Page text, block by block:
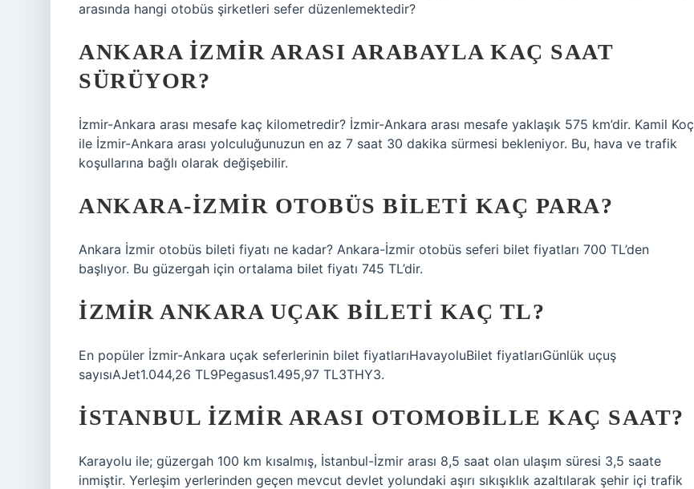
arasında hangi otobüs şirketleri sefer düzenlemektedir?
ANKARA İZMIR ARASI ARABAYLA KAÇ SAAT
SÜRÜYOR?
İzmir-Ankara arası mesafe kaç kilometredir? İzmir-Ankara arası mesafe yaklaşık 575 km’dir. Kamil Koç
ile İzmir-Ankara arası yolculuğunuzun en az 7 saat 30 dakika sürmesi bekleniyor. Bu, hava ve trafik
koşullarına bağlı olarak değişebilir.
ANKARA-İZMIR OTOBÜS BILETI KAÇ PARA?
Ankara İzmir otobüs bileti fiyatı ne kadar? Ankara-İzmir otobüs seferi bilet fiyatları 700 TL’den
başlıyor. Bu güzergah için ortalama bilet fiyatı 745 TL’dir.
İZMIR ANKARA UÇAK BILETI KAÇ TL?
En popüler İzmir-Ankara uçak seferlerinin bilet fiyatlarıHavayoluBilet fiyatlarıGünlük uçuş
sayısıAJet1.044,26 TL9Pegasus1.495,97 TL3THY3.
İSTANBUL İZMIR ARASI OTOMOBILLE KAÇ SAAT?
Karayolu ile; güzergah 100 km kısalmış, İstanbul-İzmir arası 8,5 saat olan ulaşım süresi 3,5 saate
inmiştir. Yerleşim yerlerinden geçen mevcut devlet yolundaki aşırı sıkışıklık azaltılarak şehir içi trafik